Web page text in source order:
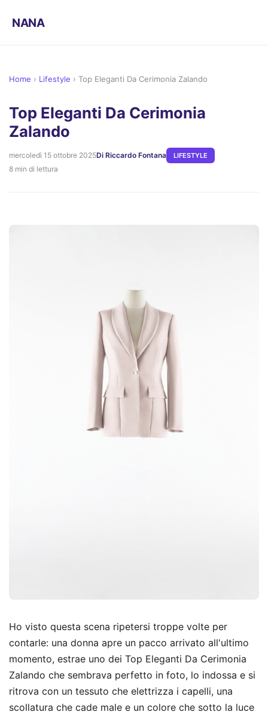
NANA
Home › Lifestyle › Top Eleganti Da Cerimonia Zalando
Top Eleganti Da Cerimonia
Zalando
mercoledì 15 ottobre 2025Di Riccardo Fontana LIFESTYLE
8 min di lettura
Ho visto questa scena ripetersi troppe volte per
contarle: una donna apre un pacco arrivato all'ultimo
momento, estrae uno dei Top Eleganti Da Cerimonia
Zalando che sembrava perfetto in foto, lo indossa e si
ritrova con un tessuto che elettrizza i capelli, una
scollatura che cade male e un colore che sotto la luce